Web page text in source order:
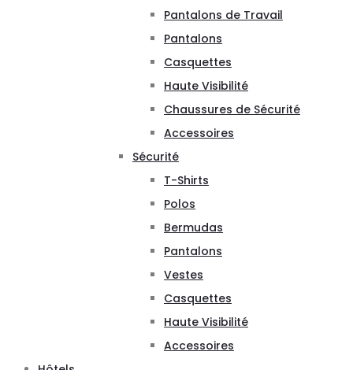
Pantalons de Travail
Pantalons
Casquettes
Haute Visibilité
Chaussures de Sécurité
Accessoires
Sécurité
T-Shirts
Polos
Bermudas
Pantalons
Vestes
Casquettes
Haute Visibilité
Accessoires